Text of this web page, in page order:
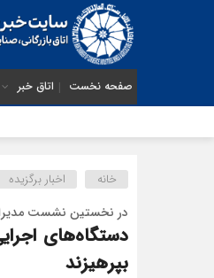
صفحه نخست اتاق خبر
خانه اخبار برگزیده
در نخستین نشست
دستگاه‌های
بپرهیزند